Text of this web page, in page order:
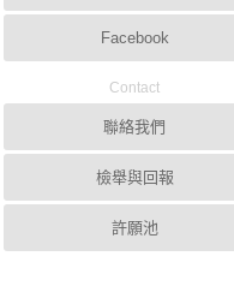
Facebook
Contact
聯絡我們
檢舉與回報
許願池